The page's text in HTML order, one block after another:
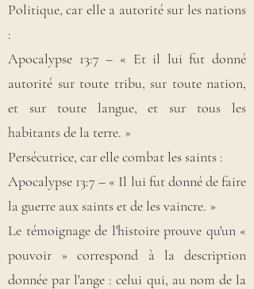
Politique, car elle a autorité sur les nations
:
Apocalypse 13:7 – « Et il lui fut donné
autorité sur toute tribu, sur toute nation,
et sur toute langue, et sur tous les
habitants de la terre. »
Persécutrice, car elle combat les saints :
Apocalypse 13:7 – « Il lui fut donné de faire
la guerre aux saints et de les vaincre. »
Le témoignage de l'histoire prouve qu'un «
pouvoir » correspond à la description
donnée par l'ange : celui qui, au nom de la